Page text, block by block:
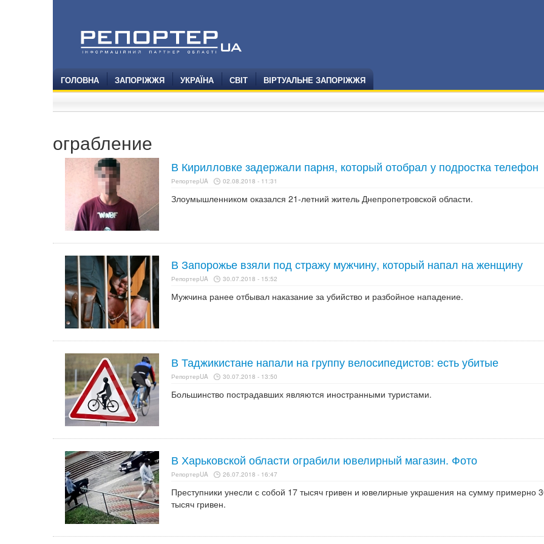
ГОЛОВНА ЗАПОРІЖЖЯ УКРАЇНА СВІТ ВІРТУАЛЬНЕ ЗАПОРІЖЖЯ
ограбление
В Кирилловке задержали парня, который отобрал у подростка телефон
РепортерUA 02.08.2018 - 11:31
Злоумышленником оказался 21-летний житель Днепропетровской области.
В Запорожье взяли под стражу мужчину, который напал на женщину
РепортерUA 30.07.2018 - 15:52
Мужчина ранее отбывал наказание за убийство и разбойное нападение.
В Таджикистане напали на группу велосипедистов: есть убитые
РепортерUA 30.07.2018 - 13:50
Большинство пострадавших являются иностранными туристами.
В Харьковской области ограбили ювелирный магазин. Фото
РепортерUA 26.07.2018 - 16:47
Преступники унесли с собой 17 тысяч гривен и ювелирные украшения на сумму примерно
тысяч гривен.